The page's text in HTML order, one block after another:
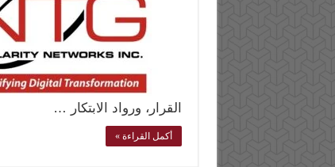
القرار، ورواد الابتكار …
أكمل القراءة »